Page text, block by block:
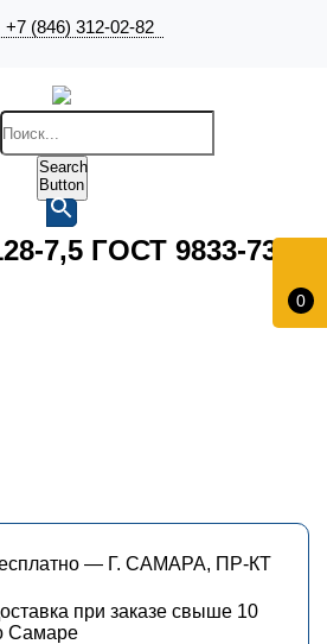
+7 (846) 312-02-82
0
Search
Button
7,5 ГОСТ 9833-73
— Г. САМАРА, ПР-КТ
при заказе свыше 10
Самаре